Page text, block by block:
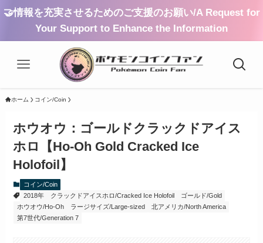
🤝情報を充実させるためのご支援のお願い/A Request for
Your Support to Enhance the Information
ホーム コイン/Coin
ホウオウ：ゴールドクラックドアイス
ホロ【Ho-Oh Gold Cracked Ice
Holofoil】
コイン/Coin
2018年
クラックドアイスホロ/Cracked Ice Holofoil
ゴールド/Gold
ホウオウ/Ho-Oh
ラージサイズ/Large-sized
北アメリカ/North America
第7世代/Generation 7